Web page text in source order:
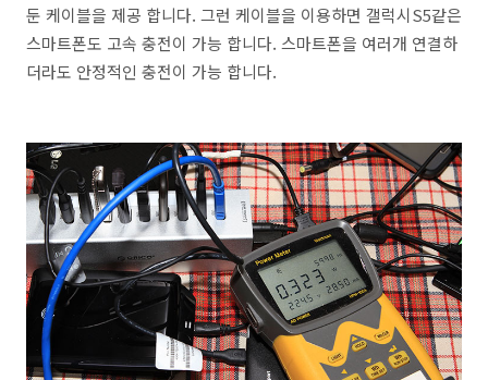
둔 케이블을 제공 합니다. 그런 케이블을 이용하면 갤럭시S5같은
스마트폰도 고속 충전이 가능 합니다. 스마트폰을 여러개 연결하
더라도 안정적인 충전이 가능 합니다.